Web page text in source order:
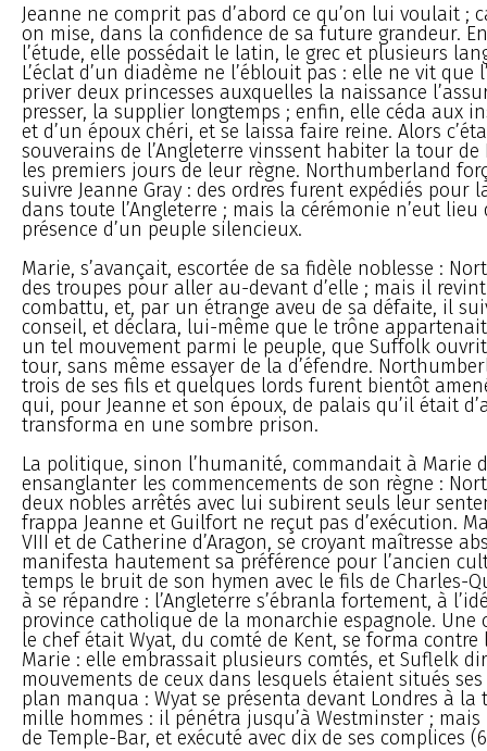
Jeanne ne comprit pas d’abord ce qu’on lui voulait ;
on mise, dans la confidence de sa future grandeur.
l’étude, elle possédait le latin, le grec et plusieurs
L’éclat d’un diadème ne l’éblouit pas : elle ne vit que
priver deux princesses auxquelles la naissance
presser, la supplier longtemps ; enfin, elle céda aux
et d’un époux chéri, et se laissa faire reine. Alors
souverains de l’Angleterre vinssent habiter la tour
les premiers jours de leur règne. Northumberland
suivre Jeanne Gray : des ordres furent expédiés pour
dans toute l’Angleterre ; mais la cérémonie n’eut lieu
présence d’un peuple silencieux.
Marie, s’avançait, escortée de sa fidèle noblesse :
des troupes pour aller au-devant d’elle ; mais il
combattu, et, par un étrange aveu de sa défaite, il
conseil, et déclara, lui-même que le trône
un tel mouvement parmi le peuple, que Suffolk
tour, sans même essayer de la d’éfendre.
trois de ses fils et quelques lords furent bientôt
qui, pour Jeanne et son époux, de palais qu’il était
transforma en une sombre prison.
La politique, sinon l’humanité, commandait à Marie
ensanglanter les commencements de son règne :
deux nobles arrêtés avec lui subirent seuls leur
frappa Jeanne et Guilfort ne reçut pas d’exécution.
VIII et de Catherine d’Aragon, se croyant maîtresse
manifesta hautement sa préférence pour l’ancien
temps le bruit de son hymen avec le fils de Charles-
à se répandre : l’Angleterre s’ébranla fortement, à
province catholique de la monarchie espagnole.
le chef était Wyat, du comté de Kent, se forma contre
Marie : elle embrassait plusieurs comtés, et Suflelk
mouvements de ceux dans lesquels étaient situés ses
plan manqua : Wyat se présenta devant Londres à la
mille hommes : il pénétra jusqu’à Westminster ;
de Temple-Bar, et exécuté avec dix de ses complices